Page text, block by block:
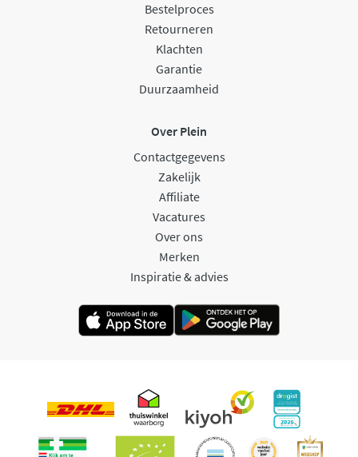
Bestelproces
Retourneren
Klachten
Garantie
Duurzaamheid
Over Plein
Contactgegevens
Zakelijk
Affiliate
Vacatures
Over ons
Merken
Inspiratie & advies